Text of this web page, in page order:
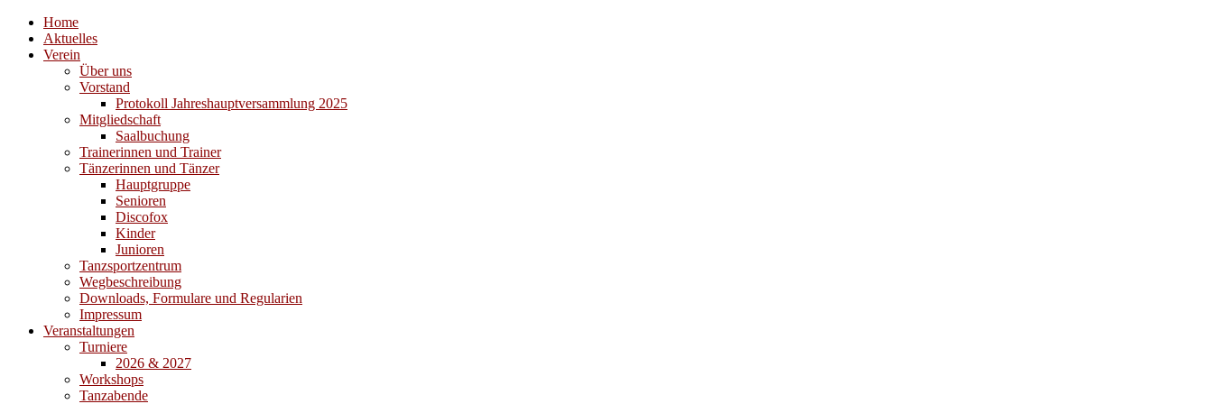
Home
Aktuelles
Verein
Über uns
Vorstand
Protokoll Jahreshauptversammlung 2025
Mitgliedschaft
Saalbuchung
Trainerinnen und Trainer
Tänzerinnen und Tänzer
Hauptgruppe
Senioren
Discofox
Kinder
Junioren
Tanzsportzentrum
Wegbeschreibung
Downloads, Formulare und Regularien
Impressum
Veranstaltungen
Turniere
2026 & 2027
Workshops
Tanzabende